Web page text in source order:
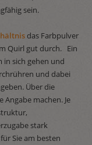
sein.
das Farbpulver
Quirl gut durch. Ein
in sich gehen und
und dabei
Über die
machen. Je
stark
Sie am besten